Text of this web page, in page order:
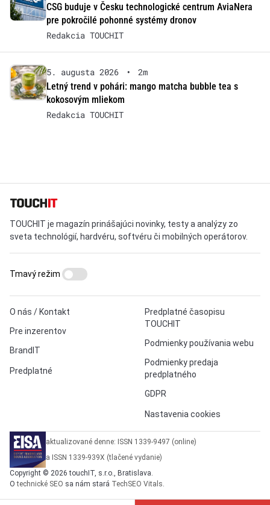
CSG buduje v Česku technologické centrum AviaNera
pre pokročilé pohonné systémy dronov
Redakcia TOUCHIT
5. augusta 2026 •
2m
Letný trend v pohári: mango matcha bubble tea s
kokosovým mliekom
Redakcia TOUCHIT
TOUCHIT je magazín prinášajúci novinky, testy a analýzy zo
sveta technológií, hardvéru, softvéru či mobilných operátorov.
O nás / Kontakt
Pre inzerentov
BrandIT
Predplatné
Predplatné časopisu
TOUCHIT
Podmienky používania webu
Podmienky predaja
predplatného
GDPR
Nastavenia cookies
Tmavý režim
aktualizované denne: ISSN 1339-9497 (online)
a ISSN 1339-939X (tlačené vydanie)
Copyright © 2026 touchIT, s.r.o., Bratislava.
Otechnické SEO sa nám stará TechSEO Vitals.